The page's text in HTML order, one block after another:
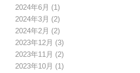
2024年6月 (1)
2024年3月 (2)
2024年2月 (2)
2023年12月 (3)
2023年11月 (2)
2023年10月 (1)